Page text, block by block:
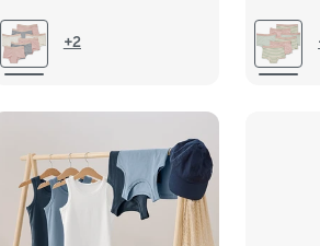
110/116 +2 110/116